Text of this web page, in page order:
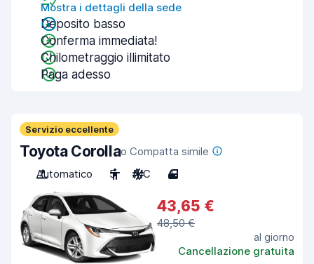
Mostra i dettagli della sede
Deposito basso
Conferma immediata!
Chilometraggio illimitato
Paga adesso
Servizio eccellente
Toyota Corollao Compatta simile
Automatico
5 A/C 4
43,65 €
48,50 €
al giorno
Cancellazione gratuita